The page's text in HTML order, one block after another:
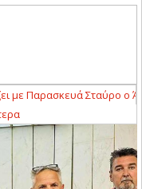
με Παρασκευά Σταύρο ο